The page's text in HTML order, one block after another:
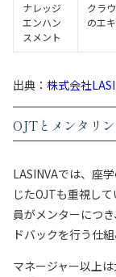
ナレッジ
エンハン
スメント
クラ
のエ
出典： 株式会社
OJTとメンタリ
LASINVAでは、座
じたOJTも重視し
員がメンターにつ
ドバックを行う仕
マネージャー以上